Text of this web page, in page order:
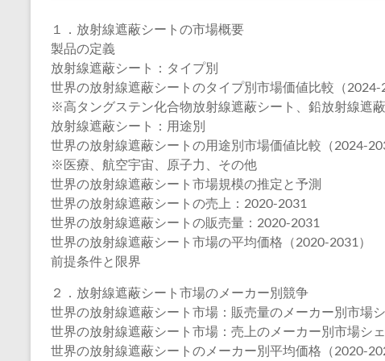
１．放射線遮蔽シートの市場概要
製品の定義
放射線遮蔽シート：タイプ別
世界の放射線遮蔽シートのタイプ別市場価値比較（2024-
※高タングステン化合物放射線遮蔽シート、鉛放射線遮
放射線遮蔽シート：用途別
世界の放射線遮蔽シートの用途別市場価値比較（2024-
※医療、航空宇宙、原子力、その他
世界の放射線遮蔽シート市場規模の推定と予測
世界の放射線遮蔽シートの売上：2020-2031
世界の放射線遮蔽シートの販売量：2020-2031
世界の放射線遮蔽シート市場の平均価格（2020-2031）
前提条件と限界
２．放射線遮蔽シート市場のメーカー別競争
世界の放射線遮蔽シート市場：販売量のメーカー別市場
世界の放射線遮蔽シート市場：売上のメーカー別市場シ
世界の放射線遮蔽シートのメーカー別平均価格（2020-